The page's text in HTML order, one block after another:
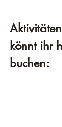
könnt ihr
buchen: